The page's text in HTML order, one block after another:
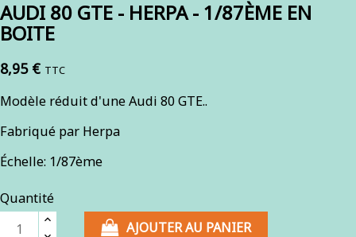
AUDI 80 GTE - HERPA - 1/87ÈME EN
BOITE
8,95 € TTC
Modèle réduit d'une Audi 80 GTE..
Fabriqué par Herpa
Échelle: 1/87ème
Quantité
AJOUTER AU PANIER